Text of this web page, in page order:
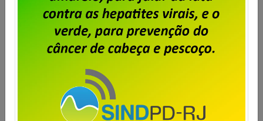
BBTS – Eleição dos membros da